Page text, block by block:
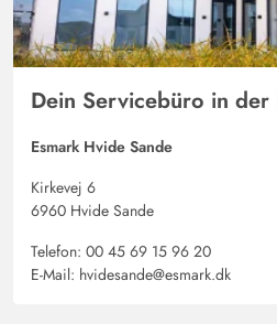
Dein Servicebüro in der
Esmark Hvide Sande
Kirkevej 6
6960 Hvide Sande
Telefon: 00 45 69 15 96 20
E-Mail: hvidesande@esmark.dk